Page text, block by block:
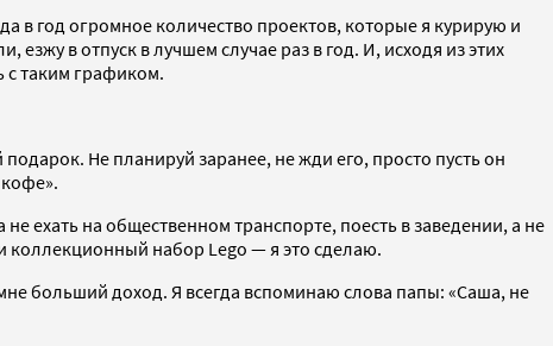
в год огромное количество проектов, которые я курирую и
езжу в отпуск в лучшем случае раз в год. И, исходя из этих
с таким графиком.
Не планируй заранее, не жди его, просто пусть он
ехать на общественном транспорте, поесть в заведении, а не
коллекционный набор Lego — я это сделаю.
больший доход. Я всегда вспоминаю слова папы: «Саша, не